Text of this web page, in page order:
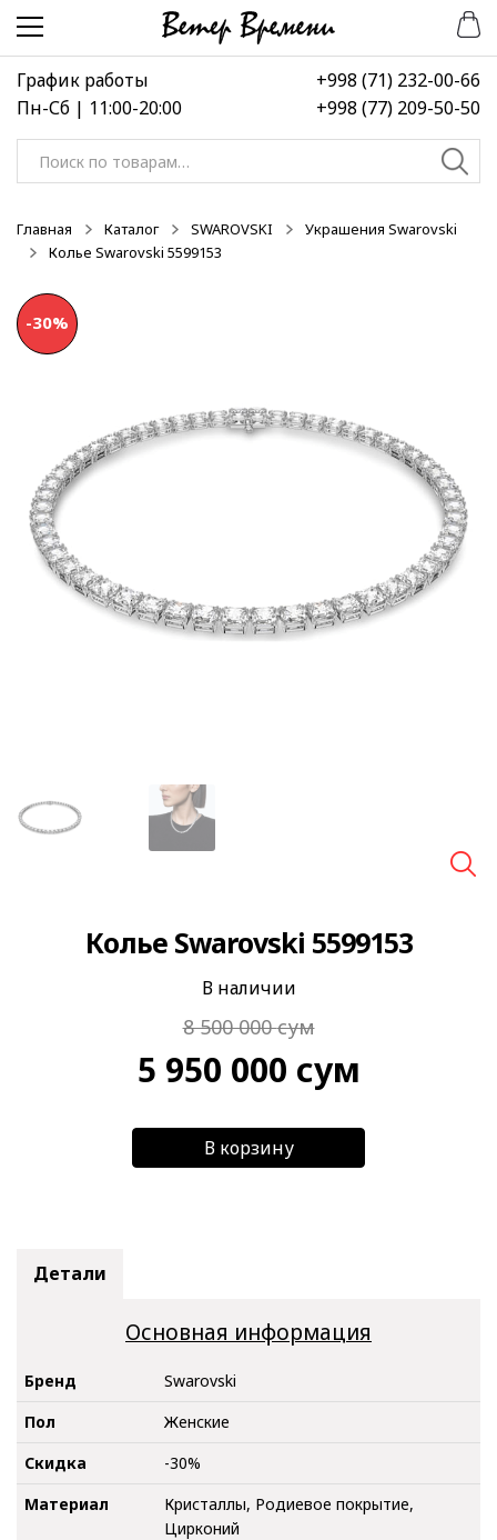
Перейти
навигации
Перейти
содержимому
График работы
Пн-Сб | 11:00-20:00
+998 (71) 232-00-66
+998 (77) 209-50-50
Искать:
Главная Каталог SWAROVSKI
Украшения Swarovski
Колье Swarovski 5599153
-30%
Колье Swarovski 5599153
В наличии
8 500 000сум
5 950 000 сум
В корзину
Детали
Основная информация
Бренд
Swarovski
Пол
Женские
Скидка
-30%
Материал
Кристаллы, Родиевое покрытие,
Цирконий
-50%